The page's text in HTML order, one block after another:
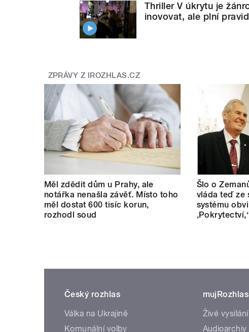
Thriller V úkrytu je
inovovat, ale plní
ZPRÁVY Z IROZHLAS.CZ
Měl zdědit dům u Prahy, ale
notářka nenašla závěť. Místo toho
měl dostat 600 tisíc korun,
rozhodl soud
Šlo o
vláda teď ze
systému
Český rozhlas
Válka na Ukrajině
Komunální volby
mujRozhlas
Živé vysílání
Audioarchiv